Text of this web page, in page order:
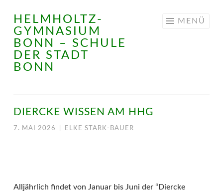
Springe
zum
Inhalt
HELMHOLTZ-
GYMNASIUM
BONN – SCHULE
DER STADT
BONN
MENÜ
DIERCKE WISSEN AM HHG
7. MAI 2026 ELKE STARK-BAUER
Alljährlich findet von Januar bis Juni der “Diercke